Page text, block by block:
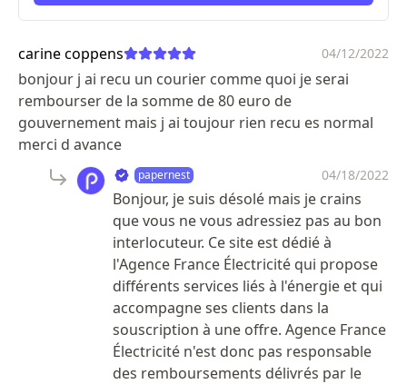
carine coppens 04/12/2022
bonjour j ai recu un courier comme quoi je serai
rembourser de la somme de 80 euro de
gouvernement mais j ai toujour rien recu es normal
merci d avance
papernest 04/18/2022
Bonjour, je suis désolé mais je crains
que vous ne vous adressiez pas au bon
interlocuteur. Ce site est dédié à
l'Agence France Électricité qui propose
différents services liés à l'énergie et qui
accompagne ses clients dans la
souscription à une offre. Agence France
Électricité n'est donc pas responsable
des remboursements délivrés par le